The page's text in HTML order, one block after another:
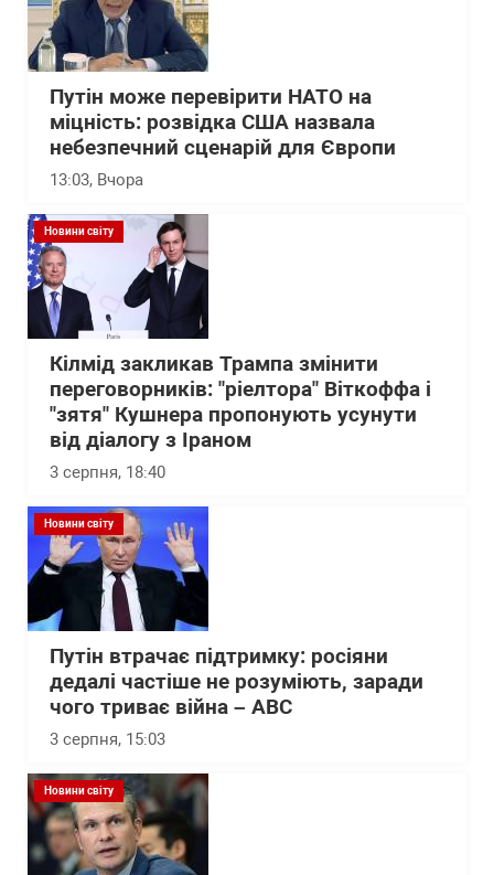
Путін може перевірити НАТО на
міцність: розвідка США назвала
небезпечний сценарій для Європи
13:03, Вчора
Новини світу
Кілмід закликав Трампа змінити
переговорників: "ріелтора" Віткоффа і
"зятя" Кушнера пропонують усунути
від діалогу з Іраном
3 серпня, 18:40
Новини світу
Путін втрачає підтримку: росіяни
дедалі частіше не розуміють, заради
чого триває війна – АВС
3 серпня, 15:03
Новини світу